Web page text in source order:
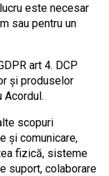
este necesar
sau pentru un
art 4. DCP
și produselor
Acordul.
scopuri
și comunicare,
fizică, sisteme
suport, colaborare